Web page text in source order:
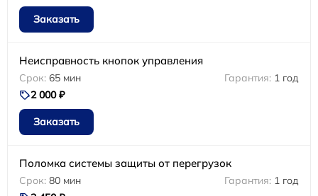
Заказать
Неисправность кнопок управления
65 мин
1 год
2 000 ₽
Заказать
Поломка системы защиты от перегрузок
80 мин
1 год